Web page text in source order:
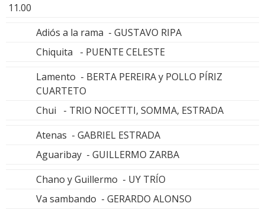
11.00
Adiós a la rama - GUSTAVO RIPA
Chiquita - PUENTE CELESTE
Lamento - BERTA PEREIRA y POLLO PÍRIZ
CUARTETO
Chui - TRIO NOCETTI, SOMMA, ESTRADA
Atenas - GABRIEL ESTRADA
Aguaribay - GUILLERMO ZARBA
Chano y Guillermo - UY TRÍO
Va sambando - GERARDO ALONSO